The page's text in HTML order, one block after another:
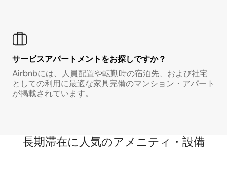
サービスアパートメントをお探しですか？
Airbnbには、人員配置や転勤時の宿泊先、および社宅
としての利用に最適な家具完備のマンション・アパート
が掲載されています。
長期滞在に人気のアメニティ・設備